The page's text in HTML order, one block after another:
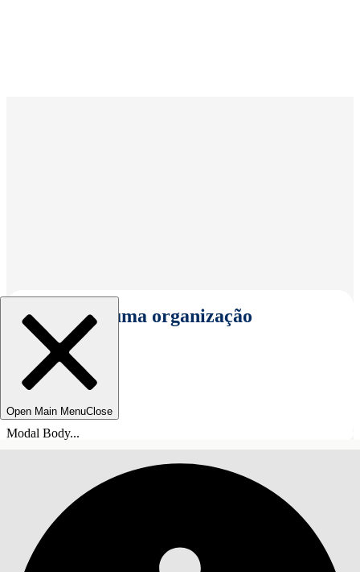
Selecionar uma organização
Open Main MenuClose
Modal Body...